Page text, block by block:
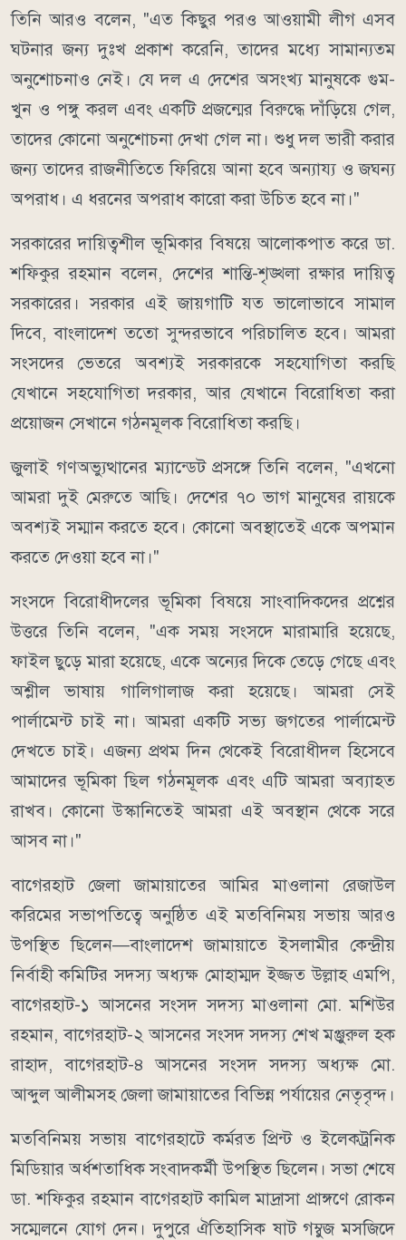
তিনি আরও বলেন, "এত কিছুর পরও আওয়ামী লীগ এসব
ঘটনার জন্য দুঃখ প্রকাশ করেনি, তাদের মধ্যে সামান্যতম
অনুশোচনাও নেই। যে দল এ দেশের অসংখ্য মানুষকে গুম-
খুন ও পঙ্গু করল এবং একটি প্রজন্মের বিরুদ্ধে দাঁড়িয়ে গেল,
তাদের কোনো অনুশোচনা দেখা গেল না। শুধু দল ভারী করার
জন্য তাদের রাজনীতিতে ফিরিয়ে আনা হবে অন্যায্য ও জঘন্য
অপরাধ। এ ধরনের অপরাধ কারো করা উচিত হবে না।"
সরকারের দায়িত্বশীল ভূমিকার বিষয়ে আলোকপাত করে ডা.
শফিকুর রহমান বলেন, দেশের শান্তি-শৃঙ্খলা রক্ষার দায়িত্ব
সরকারের। সরকার এই জায়গাটি যত ভালোভাবে সামাল
দিবে, বাংলাদেশ ততো সুন্দরভাবে পরিচালিত হবে। আমরা
সংসদের ভেতরে অবশ্যই সরকারকে সহযোগিতা করছি
যেখানে সহযোগিতা দরকার, আর যেখানে বিরোধিতা করা
প্রয়োজন সেখানে গঠনমূলক বিরোধিতা করছি।
জুলাই গণঅভ্যুত্থানের ম্যান্ডেট প্রসঙ্গে তিনি বলেন, "এখনো
আমরা দুই মেরুতে আছি। দেশের ৭০ ভাগ মানুষের রায়কে
অবশ্যই সম্মান করতে হবে। কোনো অবস্থাতেই একে অপমান
করতে দেওয়া হবে না।"
সংসদে বিরোধীদলের ভূমিকা বিষয়ে সাংবাদিকদের প্রশ্নের
উত্তরে তিনি বলেন, "এক সময় সংসদে মারামারি হয়েছে,
ফাইল ছুড়ে মারা হয়েছে, একে অন্যের দিকে তেড়ে গেছে এবং
অশ্লীল ভাষায় গালিগালাজ করা হয়েছে। আমরা সেই
পার্লামেন্ট চাই না। আমরা একটি সভ্য জগতের পার্লামেন্ট
দেখতে চাই। এজন্য প্রথম দিন থেকেই বিরোধীদল হিসেবে
আমাদের ভূমিকা ছিল গঠনমূলক এবং এটি আমরা অব্যাহত
রাখব। কোনো উস্কানিতেই আমরা এই অবস্থান থেকে সরে
আসব না।"
বাগেরহাট জেলা জামায়াতের আমির মাওলানা রেজাউল
করিমের সভাপতিত্বে অনুষ্ঠিত এই মতবিনিময় সভায় আরও
উপস্থিত ছিলেন—বাংলাদেশ জামায়াতে ইসলামীর কেন্দ্রীয়
নির্বাহী কমিটির সদস্য অধ্যক্ষ মোহাম্মদ ইজ্জত উল্লাহ এমপি,
বাগেরহাট-১ আসনের সংসদ সদস্য মাওলানা মো. মশিউর
রহমান, বাগেরহাট-২ আসনের সংসদ সদস্য শেখ মঞ্জুরুল হক
রাহাদ, বাগেরহাট-৪ আসনের সংসদ সদস্য অধ্যক্ষ মো.
আব্দুল আলীমসহ জেলা জামায়াতের বিভিন্ন পর্যায়ের নেতৃবৃন্দ।
মতবিনিময় সভায় বাগেরহাটে কর্মরত প্রিন্ট ও ইলেকট্রনিক
মিডিয়ার অর্ধশতাধিক সংবাদকর্মী উপস্থিত ছিলেন। সভা শেষে
ডা. শফিকুর রহমান বাগেরহাট কামিল মাদ্রাসা প্রাঙ্গণে রোকন
সম্মেলনে যোগ দেন। দুপুরে ঐতিহাসিক ষাট গম্বুজ মসজিদে